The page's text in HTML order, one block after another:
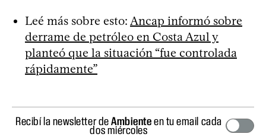
Leé más sobre esto: Ancap informó sobre
derrame de petróleo en Costa Azul y
planteó que la situación “fue controlada
rápidamente”
Recibí la newsletter deAmbienteen tu email cada
dos miércoles